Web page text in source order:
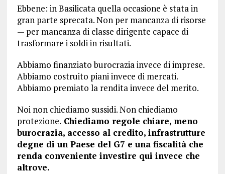
Ebbene: in Basilicata quella occasione è stata in
gran parte sprecata. Non per mancanza di risorse
— per mancanza di classe dirigente capace di
trasformare i soldi in risultati.
Abbiamo finanziato burocrazia invece di imprese.
Abbiamo costruito piani invece di mercati.
Abbiamo premiato la rendita invece del merito.
Noi non chiediamo sussidi. Non chiediamo
protezione. Chiediamo regole chiare, meno
burocrazia, accesso al credito, infrastrutture
degne di un Paese del G7 e una fiscalità che
renda conveniente investire qui invece che
altrove.